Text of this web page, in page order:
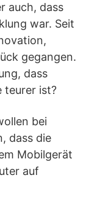
auch, dass
war. Seit
gegangen.
dass
teurer ist?
bei
dass die
Mobilgerät
auf